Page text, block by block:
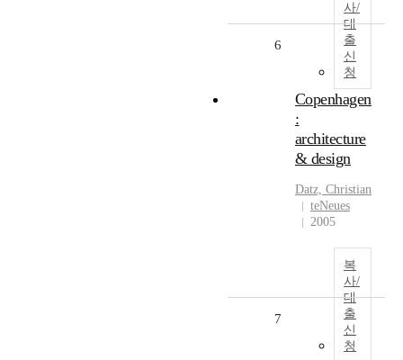
사/
대
출
신
청
6
Copenhagen
:
architecture
& design
Datz, Christian
teNeues
2005
복
사/
대
출
신
청
7